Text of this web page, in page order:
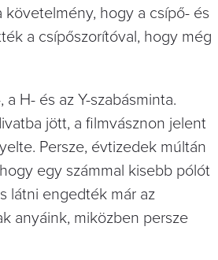
hogy a csípő- és
a csípőszorítóval, hogy még
H- és az Y-szabásminta.
jött, a filmvásznon jelent
Persze, évtizedek múltán
egy számmal kisebb pólót
látni engedték már az
anyáink, miközben persze